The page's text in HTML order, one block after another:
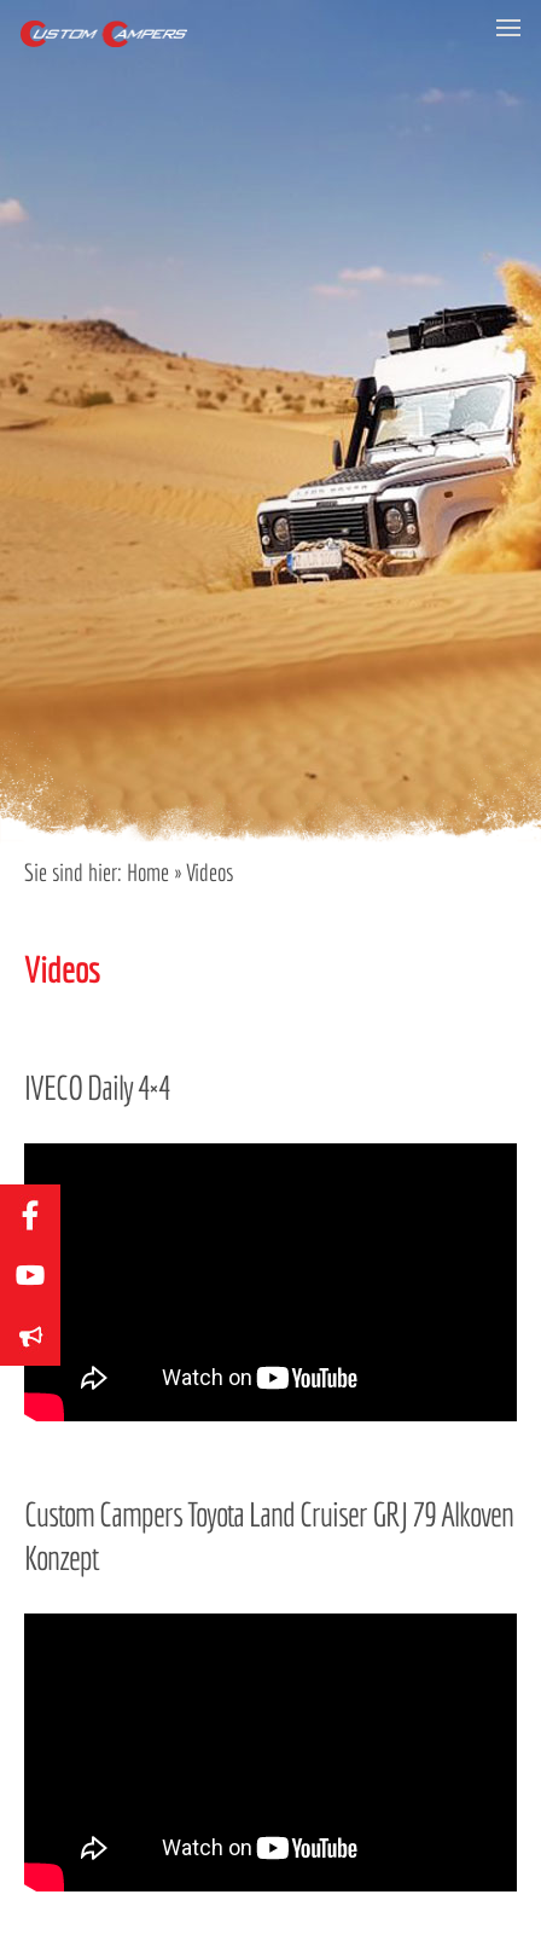
Sie sind hier: Home »Videos
Videos
IVECO Daily 4×4
Custom Campers Toyota Land Cruiser GRJ 79 Alkoven
Konzept